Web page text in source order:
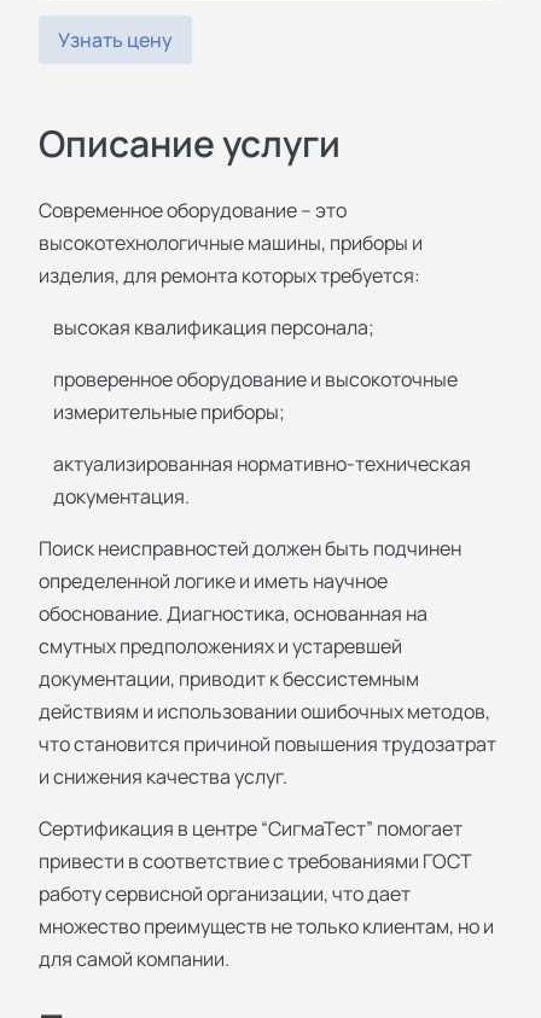
Узнать цену
Описание услуги
Современное оборудование – это
высокотехнологичные машины, приборы и
изделия, для ремонта которых требуется:
высокая квалификация персонала;
проверенное оборудование и высокоточные
измерительные приборы;
актуализированная нормативно-техническая
документация.
Поиск неисправностей должен быть подчинен
определенной логике и иметь научное
обоснование. Диагностика, основанная на
смутных предположениях и устаревшей
документации, приводит к бессистемным
действиям и использовании ошибочных методов,
что становится причиной повышения трудозатрат
и снижения качества услуг.
Сертификация в центре “СигмаТест” помогает
привести в соответствие с требованиями ГОСТ
работу сервисной организации, что дает
множество преимуществ не только клиентам, но и
для самой компании.